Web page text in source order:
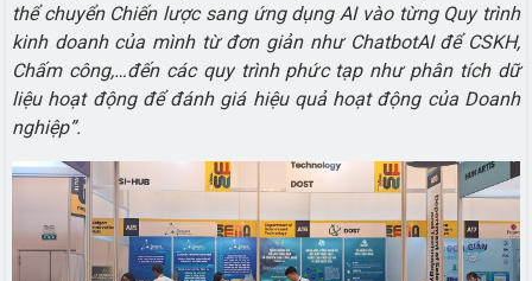
thể chuyển Chiến lược sang ứng dụng AI vào từng Quy trình
kinh doanh của mình từ đơn giản như ChatbotAI để CSKH,
Chấm công,…đến các quy trình phức tạp như phân tích dữ
liệu hoạt động để đánh giá hiệu quả hoạt động của Doanh
nghiệp”.